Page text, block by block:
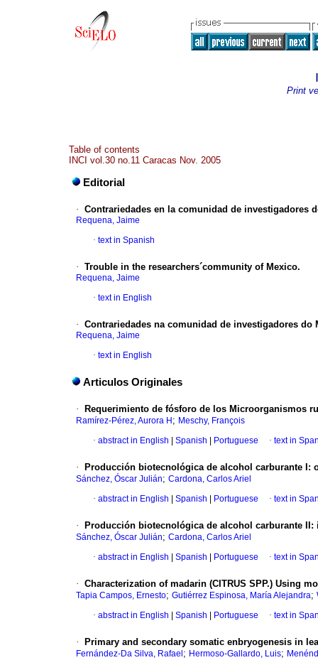
Print
Table of contents
INCI vol.30 no.11 Caracas Nov. 2005
Editorial
· Contrariedades en la comunidad de investigadores
Requena, Jaime
· text in Spanish
· Trouble in the researchers´community of Mexico.
Requena, Jaime
· text in English
· Contrariedades na comunidad de investigadores do
Requena, Jaime
· text in English
Articulos Originales
· Requerimiento de fósforo de los Microorganismos
Ramírez-Pérez, Aurora H ; Meschy, François
· abstract in English Spanish Portuguese · text in
· Producción biotecnológica de alcohol carburante I:
Sánchez, Óscar Julián; Cardona, Carlos Ariel
· abstract in English Spanish Portuguese · text in
· Producción biotecnológica de alcohol carburante II:
Sánchez, Óscar Julián; Cardona, Carlos Ariel
· abstract in English Spanish Portuguese · text in
· Characterization of madarin (CITRUS SPP.) Using
Tapia Campos, Ernesto; Gutiérrez Espinosa, María Alejandra;
· abstract in English Spanish Portuguese · text in
· Primary and secondary somatic enbryogenesis in
Fernández-Da Silva, Rafael ; Hermoso-Gallardo, Luis;